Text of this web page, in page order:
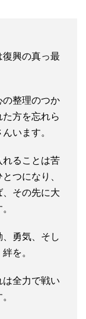
復興の真っ最
の整理のつか
方を忘れら
います。
れることは苦
つになり、
、その先に大
勇気、そし
を。
全力で戦い